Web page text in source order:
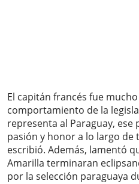
El capitán francés fue
comportamiento de la
representa al Paraguay, ese
pasión y honor a lo largo de
escribió. Además, lamentó
Amarilla terminaran
por la selección paraguaya